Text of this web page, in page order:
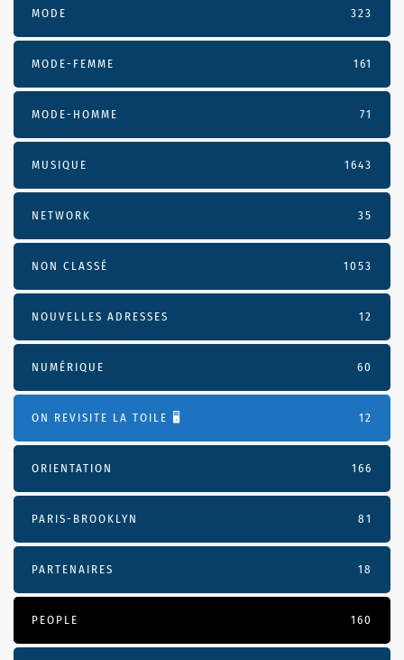
MODE 323
MODE-FEMME 161
MODE-HOMME 71
MUSIQUE 1643
NETWORK 35
NON CLASSÉ 1053
NOUVELLES ADRESSES 12
NUMÉRIQUE 60
ON REVISITE LA TOILE 🖥️ 12
ORIENTATION 166
PARIS-BROOKLYN 81
PARTENAIRES 18
PEOPLE 160